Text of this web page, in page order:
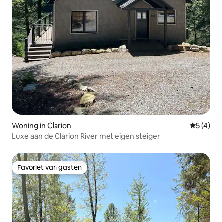
Woning in Clarion
5 (4)
Luxe aan de Clarion River met eigen steiger
Favoriet van gasten
Favoriet van gasten